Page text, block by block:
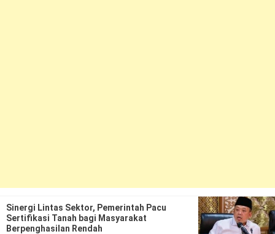
Sinergi Lintas Sektor, Pemerintah Pacu
Sertifikasi Tanah bagi Masyarakat
Berpenghasilan Rendah